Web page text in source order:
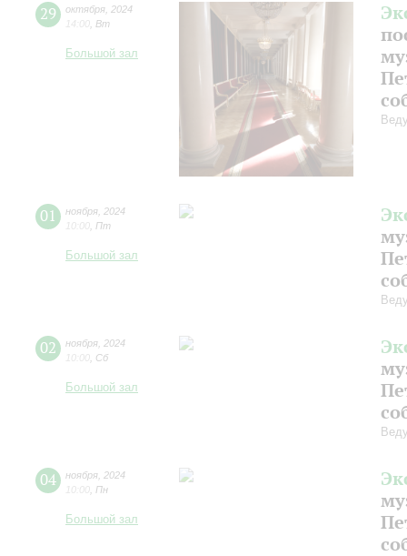
29 октября 2024
14:00 Вт
Большой зал
01 ноября 2024
10:00 Пт
Большой зал
02 ноября 2024
10:00 Сб
Большой зал
04 ноября 2024
10:00 Пн
Большой зал